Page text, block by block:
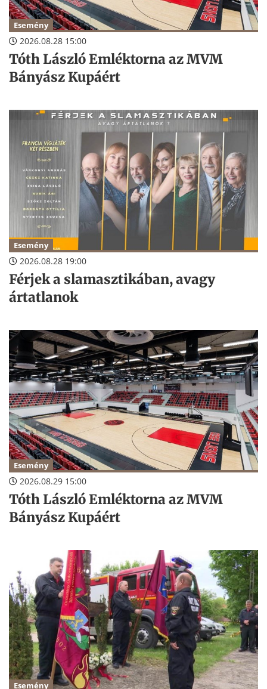
Esemény
2026.08.28 15:00
Tóth László Emléktorna az MVM
Bányász Kupáért
Esemény
2026.08.28 19:00
Férjek a slamasztikában, avagy
ártatlanok
Esemény
2026.08.29 15:00
Tóth László Emléktorna az MVM
Bányász Kupáért
Esemény